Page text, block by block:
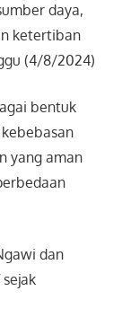
daya,
ketertiban
(4/8/2024)
bentuk
yang aman
dan